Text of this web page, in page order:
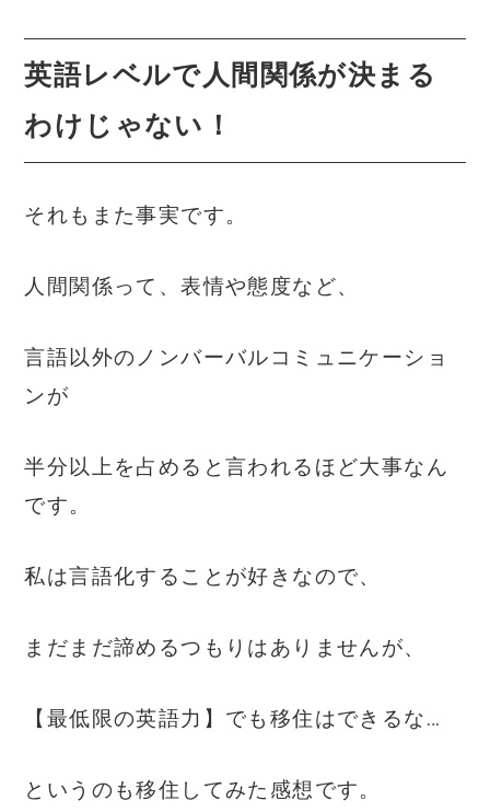
英語レベルで人間関係が決まる
わけじゃない！
それもまた事実です。
人間関係って、表情や態度など、
言語以外のノンバーバルコミュニケーショ
ンが
半分以上を占めると言われるほど大事なん
です。
私は言語化することが好きなので、
まだまだ諦めるつもりはありませんが、
【最低限の英語力】でも移住はできるな…
というのも移住してみた感想です。